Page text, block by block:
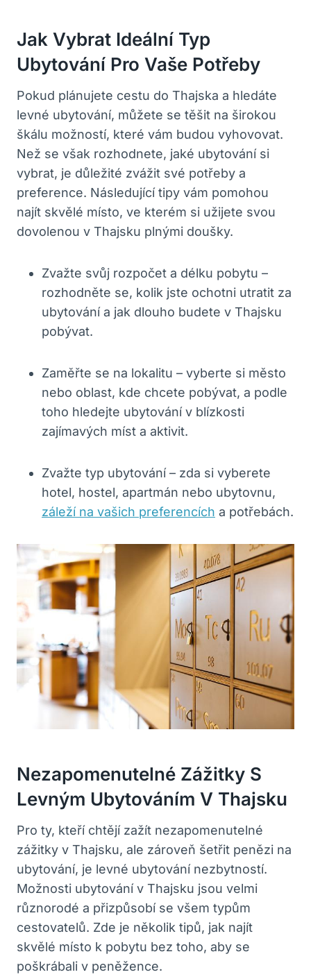
Jak Vybrat Ideální Typ
Ubytování Pro Vaše Potřeby
Pokud plánujete cestu do Thajska a hledáte
levné ubytování, můžete se těšit na širokou
škálu možností, které vám budou vyhovovat.
Než se však rozhodnete, jaké ubytování si
vybrat, je důležité zvážit své potřeby a
preference. Následující tipy vám pomohou
najít skvělé místo, ve kterém si užijete svou
dovolenou v Thajsku plnými doušky.
Zvažte svůj rozpočet a délku pobytu –
rozhodněte se, kolik jste ochotni utratit za
ubytování a jak dlouho budete v Thajsku
pobývat.
Zaměřte se na lokalitu – vyberte si město
nebo oblast, kde chcete pobývat, a podle
toho hledejte ubytování v blízkosti
zajímavých míst a aktivit.
Zvažte typ ubytování – zda si vyberete
hotel, hostel, apartmán nebo ubytovnu,
záleží na vašich preferencích a potřebách.
Nezapomenutelné Zážitky S
Levným Ubytováním V Thajsku
Pro ty, kteří chtějí zažít nezapomenutelné
zážitky v Thajsku, ale zároveň šetřit penězi na
ubytování, je levné ubytování nezbytností.
Možnosti ubytování v Thajsku jsou velmi
různorodé a přizpůsobí se všem typům
cestovatelů. Zde je několik tipů, jak najít
skvělé místo k pobytu bez toho, aby se
poškrábali v peněžence.